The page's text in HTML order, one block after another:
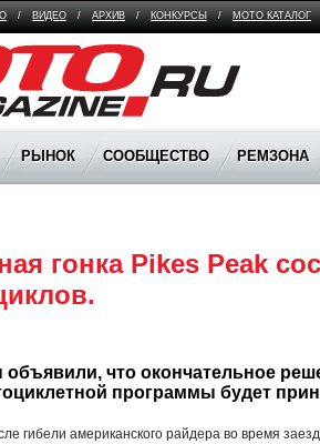
/ ВИДЕО / АРХИВ / КОНКУРСЫ / МОТО КАТАЛОГ
РЫНОК СООБЩЕСТВО РЕМЗОНА
гонка Pikes Peak
объявили, что окончательное
программы будет
гибели американского райдера во время